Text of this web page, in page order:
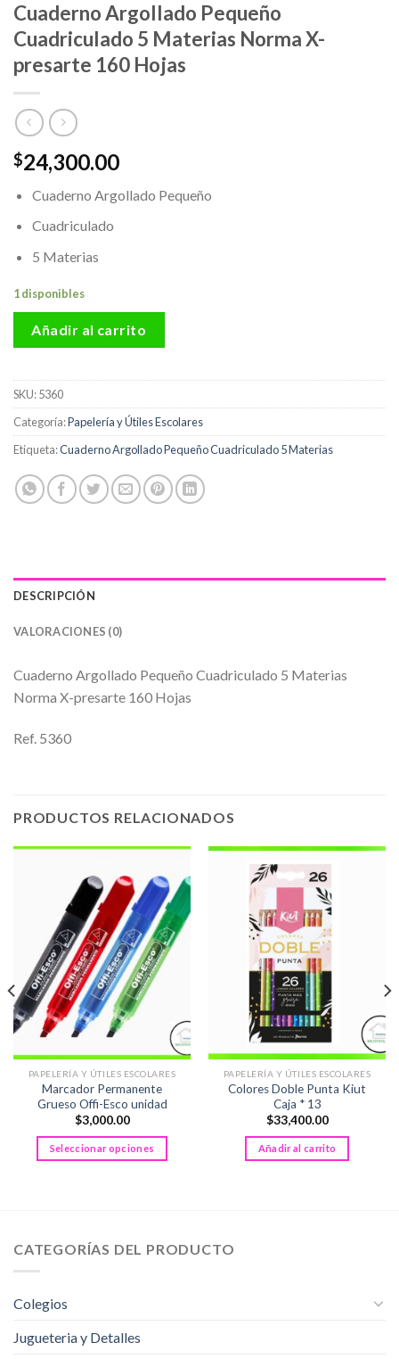
Cuaderno Argollado Pequeño
Cuadriculado 5 Materias Norma X-
presarte 160 Hojas
$24,300.00
Cuaderno Argollado Pequeño
Cuadriculado
5 Materias
1 disponibles
Añadir al carrito
SKU:5360
Categoría:Papelería y Útiles Escolares
Etiqueta:Cuaderno Argollado Pequeño Cuadriculado 5 Materias
DESCRIPCIÓN
VALORACIONES (0)
Cuaderno Argollado Pequeño Cuadriculado 5 Materias
Norma X-presarte 160 Hojas
Ref. 5360
PRODUCTOS RELACIONADOS
PAPELERÍA Y ÚTILES ESCOLARES
Marcador Permanente
Grueso Offi-Esco unidad
$3,000.00
Seleccionar opciones
variantes.
elegir
PAPELERÍA Y ÚTILES ESCOLARES
Colores Doble Punta Kiut
Caja * 13
$33,400.00
Añadir al carrito
CATEGORÍAS DEL PRODUCTO
Colegios
Jugueteria y Detalles